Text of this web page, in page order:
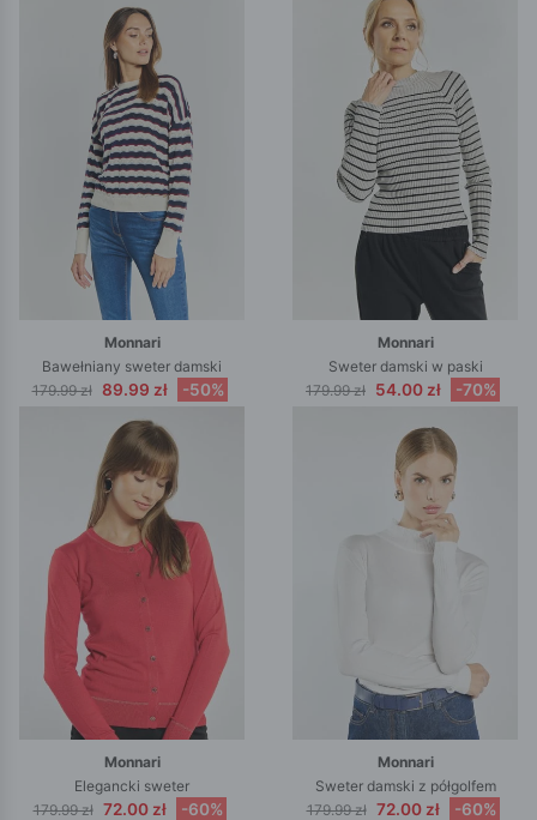
Monnari
Bawełniany sweter damski
179.99 zł 89.99 zł -50%
Monnari
Sweter damski w paski
179.99 zł 54.00 zł -70%
Monnari
Elegancki sweter
179.99 zł 72.00 zł -60%
Monnari
Sweter damski z półgolfem
179.99 zł 72.00 zł -60%